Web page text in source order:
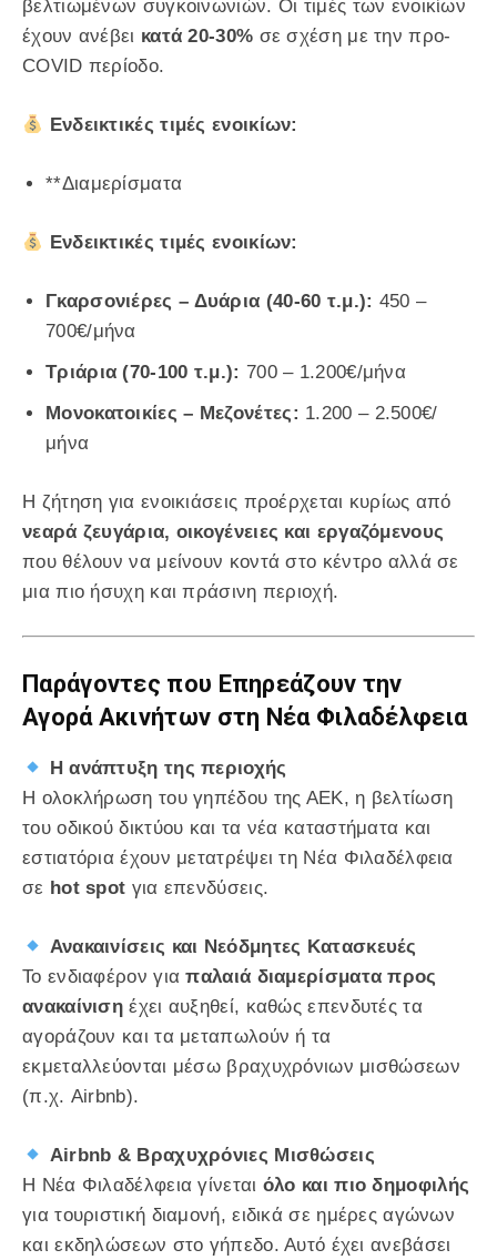
βελτιωμένων συγκοινωνιών. Οι τιμές των ενοικίων
έχουν ανέβει κατά 20-30% σε σχέση με την προ-
COVID περίοδο.
Ενδεικτικές τιμές ενοικίων:
**Διαμερίσματα
Ενδεικτικές τιμές ενοικίων:
Γκαρσονιέρες – Δυάρια (40-60 τ.μ.): 450 –
700€/μήνα
Τριάρια (70-100 τ.μ.): 700 – 1.200€/μήνα
Μονοκατοικίες – Μεζονέτες: 1.200 – 2.500€/
μήνα
Η ζήτηση για ενοικιάσεις προέρχεται κυρίως από
νεαρά ζευγάρια, οικογένειες και εργαζόμενους
που θέλουν να μείνουν κοντά στο κέντρο αλλά σε
μια πιο ήσυχη και πράσινη περιοχή.
Παράγοντες που Επηρεάζουν την
Αγορά Ακινήτων στη Νέα Φιλαδέλφεια
Η ανάπτυξη της περιοχής
Η ολοκλήρωση του γηπέδου της ΑΕΚ, η βελτίωση
του οδικού δικτύου και τα νέα καταστήματα και
εστιατόρια έχουν μετατρέψει τη Νέα Φιλαδέλφεια
σε hot spot για επενδύσεις.
Ανακαινίσεις και Νεόδμητες Κατασκευές
Το ενδιαφέρον γιαπαλαιά διαμερίσματα προς
ανακαίνιση έχει αυξηθεί, καθώς επενδυτές τα
αγοράζουν και τα μεταπωλούν ή τα
εκμεταλλεύονται μέσω βραχυχρόνιων μισθώσεων
(π.χ. Airbnb).
Airbnb & Βραχυχρόνιες Μισθώσεις
Η Νέα Φιλαδέλφεια γίνεται όλο και πιο δημοφιλής
για τουριστική διαμονή, ειδικά σε ημέρες αγώνων
και εκδηλώσεων στο γήπεδο. Αυτό έχει ανεβάσει